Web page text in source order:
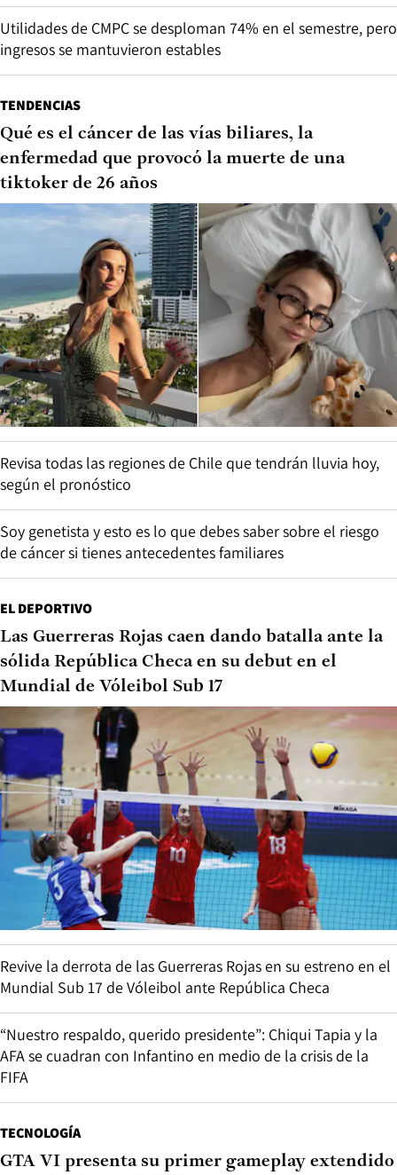
Utilidades de CMPC se desploman 74% en el semestre, pero
ingresos se mantuvieron estables
TENDENCIAS
Qué es el cáncer de las vías biliares, la
enfermedad que provocó la muerte de una
tiktoker de 26 años
Revisa todas las regiones de Chile que tendrán lluvia hoy,
según el pronóstico
Soy genetista y esto es lo que debes saber sobre el riesgo
de cáncer si tienes antecedentes familiares
EL DEPORTIVO
Las Guerreras Rojas caen dando batalla ante la
sólida República Checa en su debut en el
Mundial de Vóleibol Sub 17
Revive la derrota de las Guerreras Rojas en su estreno en el
Mundial Sub 17 de Vóleibol ante República Checa
“Nuestro respaldo, querido presidente”: Chiqui Tapia y la
AFA se cuadran con Infantino en medio de la crisis de la
FIFA
TECNOLOGÍA
GTA VI presenta su primer gameplay extendido